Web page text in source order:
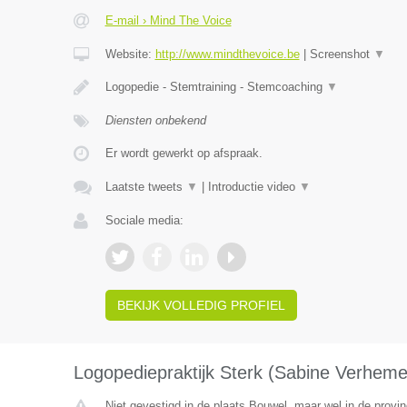
E-mail › Mind The Voice
Website: http://www.mindthevoice.be| Screenshot ▼
Logopedie - Stemtraining - Stemcoaching ▼
Diensten onbekend
Er wordt gewerkt op afspraak.
Laatste tweets ▼ Introductie video ▼
Sociale media:
BEKIJK VOLLEDIG PROFIEL
Logopediepraktijk Sterk (Sabine